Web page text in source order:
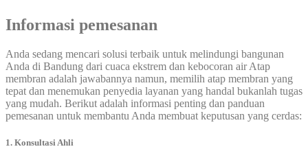
Informasi pemesanan
Anda sedang mencari solusi terbaik untuk melindungi bangunan
Anda di Bandung dari cuaca ekstrem dan kebocoran air Atap
membran adalah jawabannya namun, memilih atap membran yang
tepat dan menemukan penyedia layanan yang handal bukanlah tugas
yang mudah. Berikut adalah informasi penting dan panduan
pemesanan untuk membantu Anda membuat keputusan yang cerdas:
1. Konsultasi Ahli